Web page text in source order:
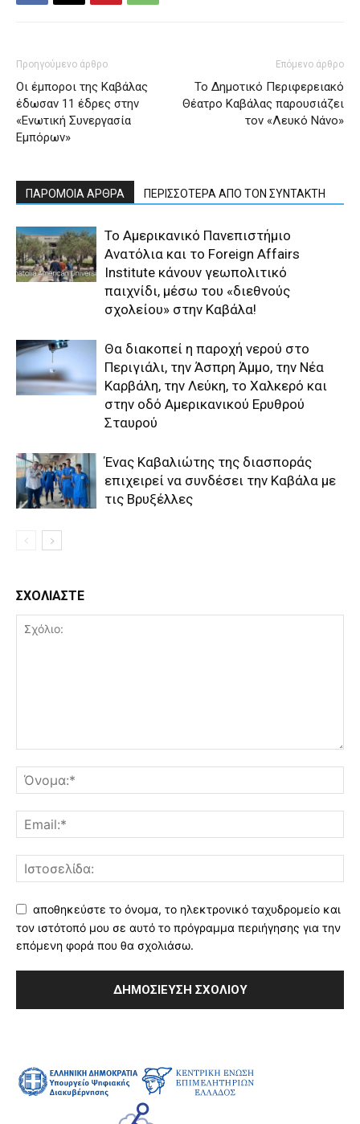
Προηγούμενο άρθρο
Οι έμποροι της Καβάλας
έδωσαν 11 έδρες στην
«Ενωτική Συνεργασία
Εμπόρων»
Επόμενο άρθρο
Το Δημοτικό Περιφερειακό
Θέατρο Καβάλας παρουσιάζει
τον «Λευκό Νάνο»
ΠΑΡΟΜΟΙΑ ΑΡΘΡΑ ΠΕΡΙΣΣΟΤΕΡΑ ΑΠΟ ΤΟΝ ΣΥΝΤΑΚΤΗ
Το Αμερικανικό Πανεπιστήμιο
Ανατόλια και το Foreign Affairs
Institute κάνουν γεωπολιτικό
παιχνίδι, μέσω του «διεθνούς
σχολείου» στην Καβάλα!
Θα διακοπεί η παροχή νερού στο
Περιγιάλι, την Άσπρη Άμμο, την Νέα
Καρβάλη, την Λεύκη, το Χαλκερό και
στην οδό Αμερικανικού Ερυθρού
Σταυρού
Ένας Καβαλιώτης της διασποράς
επιχειρεί να συνδέσει την Καβάλα με
τις Βρυξέλλες
ΣΧΟΛΙΑΣΤΕ
αποθηκεύστε το όνομα, το ηλεκτρονικό ταχυδρομείο και
τον ιστότοπό μου σε αυτό το πρόγραμμα περιήγησης για την
επόμενη φορά που θα σχολιάσω.